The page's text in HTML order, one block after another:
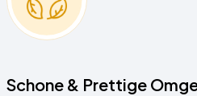
Schone & Prettige